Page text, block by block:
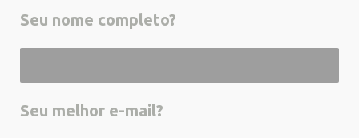
Seu nome completo?
Seu melhor e-mail?